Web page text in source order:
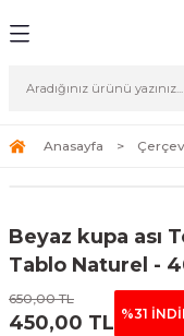
Tablolar
Tablolar
Sanat
Anasayfa
Beyaz kupa ası
Tablo Naturel -
650,00 TL
450,00 TL %31